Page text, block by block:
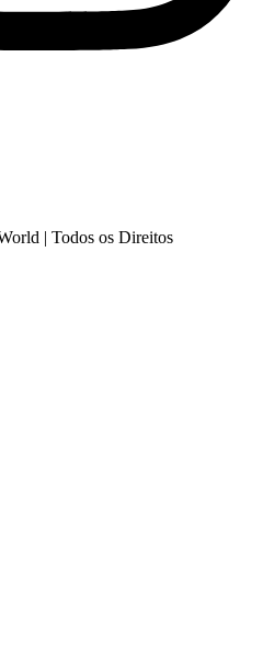
| Todos os Direitos